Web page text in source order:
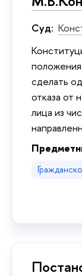
Суд:
сделать
отказа от
лица из